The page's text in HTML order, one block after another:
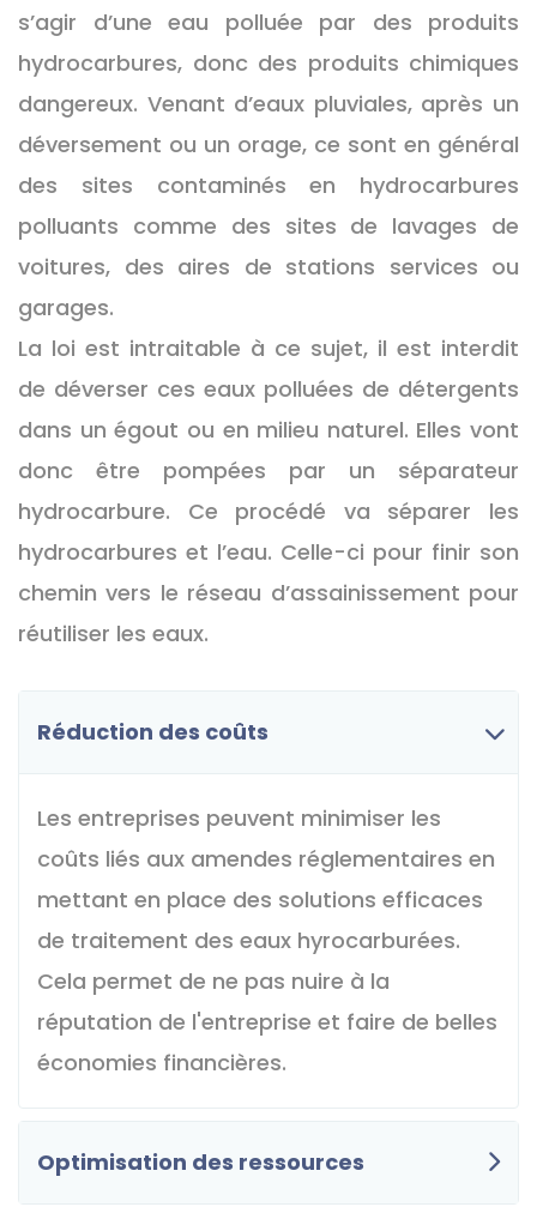
s’agir d’une eau polluée par des produits
hydrocarbures, donc des produits chimiques
dangereux. Venant d’eaux pluviales, après un
déversement ou un orage, ce sont en général
des sites contaminés en hydrocarbures
polluants comme des sites de lavages de
voitures, des aires de stations services ou
garages.
La loi est intraitable à ce sujet, il est interdit
de déverser ces eaux polluées de détergents
dans un égout ou en milieu naturel. Elles vont
donc être pompées par un séparateur
hydrocarbure. Ce procédé va séparer les
hydrocarbures et l’eau. Celle-ci pour finir son
chemin vers le réseau d’assainissement pour
réutiliser les eaux.
Réduction des coûts
Les entreprises peuvent minimiser les
coûts liés aux amendes réglementaires en
mettant en place des solutions efficaces
de traitement des eaux hyrocarburées.
Cela permet de ne pas nuire à la
réputation de l'entreprise et faire de belles
économies financières.
Optimisation des ressources